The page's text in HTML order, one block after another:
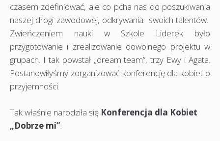
czasem zdefiniować, ale co pcha nas do poszukiwania
naszej drogi zawodowej, odkrywania swoich talentów.
Zwieńczeniem nauki w Szkole Liderek było
przygotowanie i zrealizowanie dowolnego projektu w
grupach. I tak powstał „dream team”, trzy Ewy i Agata.
Postanowiłyśmy zorganizować konferencję dla kobiet o
przyjemności.
Tak właśnie narodziła się Konferencja dla Kobiet
„Dobrze mi”.